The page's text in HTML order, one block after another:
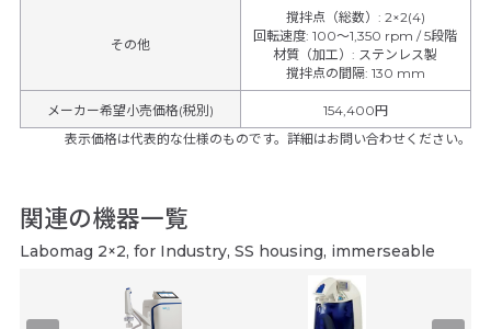
その他
撹拌点（総数） : 2×2(4)
回転速度:100～1,350 rpm / 5段階
材質（加工）: ステンレス製
撹拌点の間隔: 130 mm
メーカー希望小売価格(税別)
154,400円
表示価格は代表的な仕様のものです。詳細はお問い合わせください。
関連の機器一覧
Labomag 2×2, for Industry, SS housing, immerseable